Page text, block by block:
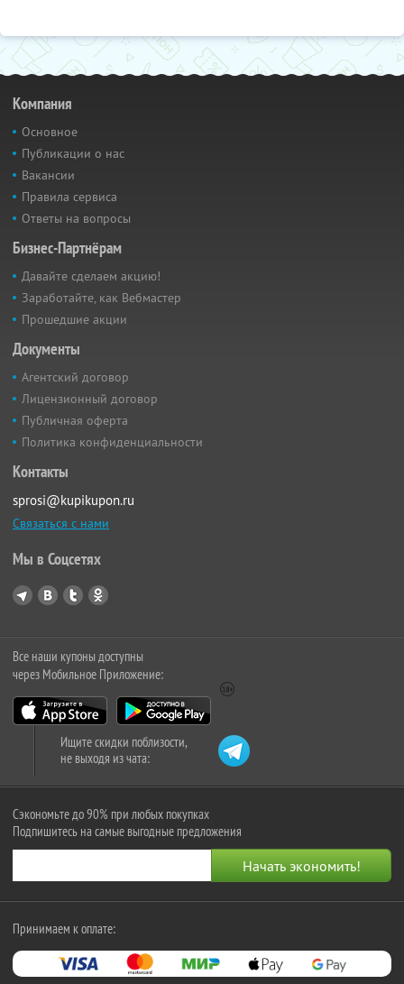
Компания
Основное
Публикации о нас
Вакансии
Правила сервиса
Ответы на вопросы
Бизнес-Партнёрам
Давайте сделаем акцию!
Заработайте, как Вебмастер
Прошедшие акции
Документы
Агентский договор
Лицензионный договор
Публичная оферта
Политика конфиденциальности
Контакты
sprosi@kupikupon.ru
Связаться с нами
Мы в Соцсетях
Все наши купоны доступны
через Мобильное Приложение:
Ищите скидки поблизости,
не выходя из чата:
Сэкономьте до 90% при любых покупках
Подпишитесь на самые выгодные предложения
Принимаем к оплате: